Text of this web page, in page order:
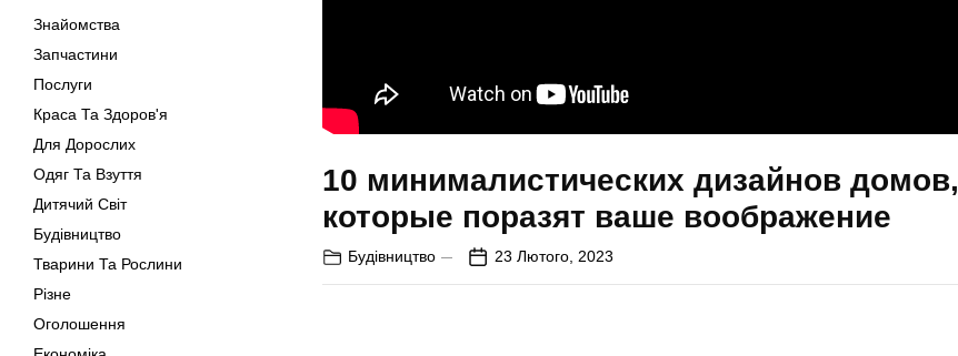
Знайомства
Запчастини
Послуги
Краса Та Здоров'я
Для Дорослих
Одяг Та Взуття
Дитячий Світ
Будівництво
Тварини Та Рослини
Різне
Оголошення
10 минималистических дизайнов домов,
которые поразят ваше воображение
Будівництво 23 Лютого, 2023